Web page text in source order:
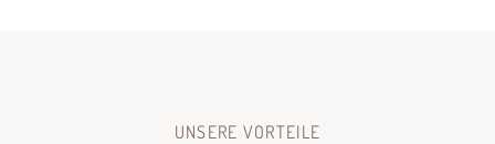
UNSERE VORTEILE